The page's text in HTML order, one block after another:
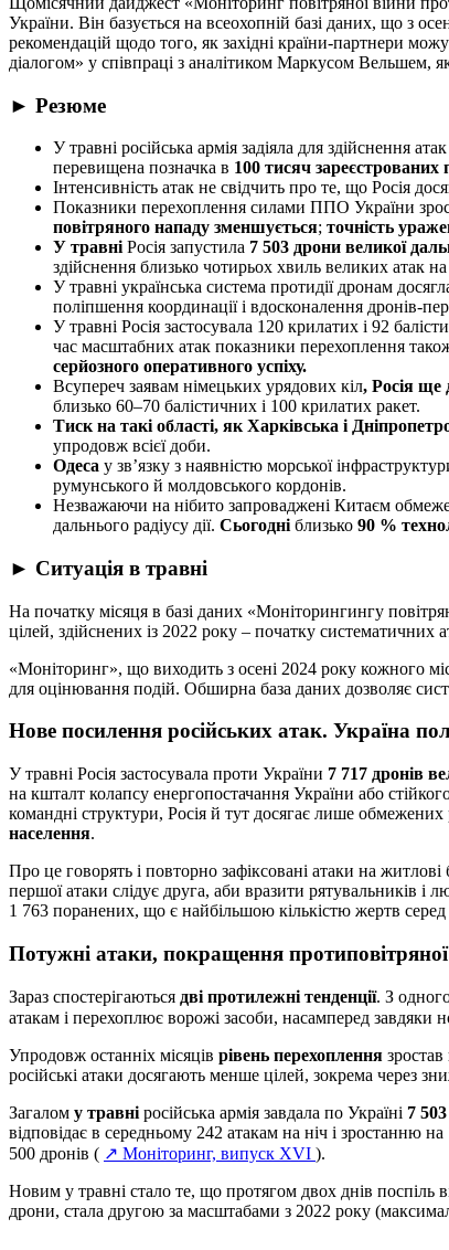
України. Він базується на всеохопній базі даних, що з
рекомендацій щодо того, як західні країни-партнери
діалогом» у співпраці з аналітиком Маркусом Вельшем,
► Резюме
У травні російська армія задіяла для здійснення
перевищена позначка в 100 тисяч зареєстрованих
Інтенсивність атак не свідчить про те, що Росія
Показники перехоплення силами ППО України
повітряного нападу зменшується; точність
У травні Росія запустила 7 503 дрони великої
здійснення близько чотирьох хвиль великих атак
У травні українська система протидії дронам
поліпшення координації і вдосконалення дронів-
У травні Росія застосувала 120 крилатих і 92
час масштабних атак показники перехоплення
серйозного оперативного успіху.
Всупереч заявам німецьких урядових кіл, Росія ще
близько 60–70 балістичних і 100 крилатих ракет.
Тиск на такі області, як Харківська і
упродовж всієї доби.
Одеса у зв’язку з наявністю морської
румунського й молдовського кордонів.
Незважаючи на нібито запроваджені Китаєм
дальнього радіусу дії. Сьогодні близько 90 %
► Ситуація в травні
На початку місяця в базі даних «Моніторингингу
цілей, здійснених із 2022 року – початку систематичних
«Моніторинг», що виходить з осені 2024 року кожного
для оцінювання подій. Обширна база даних дозволяє
Нове посилення російських атак. Україна
У травні Росія застосувала проти України 7 717 дронів
на кшталт колапсу енергопостачання України або
командні структури, Росія й тут досягає лише обмежених
населення.
Про це говорять і повторно зафіксовані атаки на
першої атаки слідує друга, аби вразити рятувальників
1 763 поранених, що є найбільшою кількістю жертв
Потужні атаки, покращення
Зараз спостерігаються дві протилежні тенденції. З
атакам і перехоплює ворожі засоби, насамперед завдяки
Упродовж останніх місяців рівень перехоплення
російські атаки досягають менше цілей, зокрема через
Загалом у травні російська армія завдала по Україні 7
відповідає в середньому 242 атакам на ніч і зростанню
500 дронів ( ↗ Моніторинг, випуск XVI ).
Новим у травні стало те, що протягом двох днів поспіль
дрони, стала другою за масштабами з 2022 року